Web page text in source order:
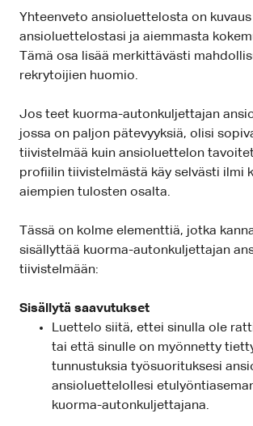
Yhteenveto ansioluettelosta on kuvaus
ansioluettelostasi ja aiemmasta
Tämä osa lisää merkittävästi
rekrytoijien huomio.
Jos teet kuorma-autonkuljettajan
jossa on paljon pätevyyksiä, olisi
tiivistelmää kuin ansioluettelon
profiilin tiivistelmästä käy selvästi ilmi
aiempien tulosten osalta.
Tässä on kolme elementtiä, jotka
sisällyttää kuorma-autonkuljettajan
tiivistelmään:
Sisällytä saavutukset
Luettelo siitä, ettei sinulla ole
tai että sinulle on myönnetty
tunnustuksia työsuorituksesi
ansioluettelollesi
kuorma-autonkuljettajana.